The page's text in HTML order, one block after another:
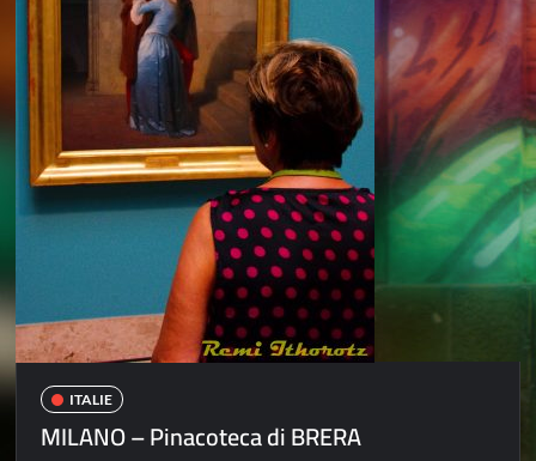
ITALIE
MILANO – Pinacoteca di BRERA